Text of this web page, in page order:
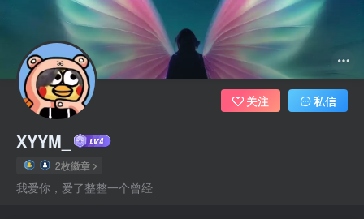
XYYM_
2枚徽章
我爱你，爱了整整一个曾经
关注 私信